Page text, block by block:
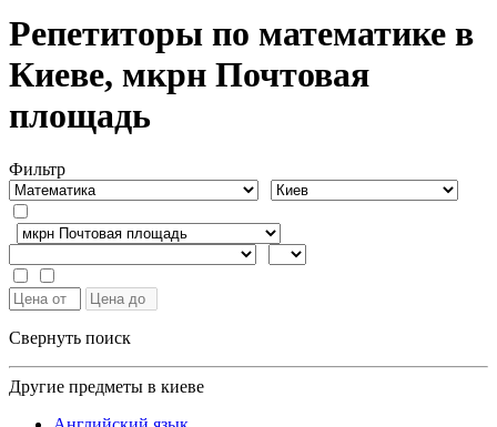
Репетиторы по математике в
Киеве, мкрн Почтовая
площадь
Фильтр
Свернуть поиск
Другие предметы в киеве